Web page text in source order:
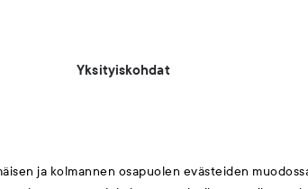
Yksityiskohdat
ja kolmannen osapuolen evästeiden